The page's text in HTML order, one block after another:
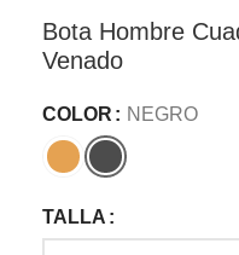
Bota Hombre
Venado
COLOR NEGRO
TALLA